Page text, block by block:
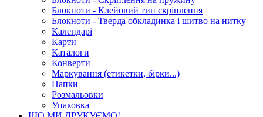
Блокноти - Клейовий тип скріплення
Блокноти - Тверда обкладинка і шитво на нитку
Календарі
Карти
Каталоги
Конверти
Маркування (етикетки, бірки...)
Папки
Розмальовки
Упаковка